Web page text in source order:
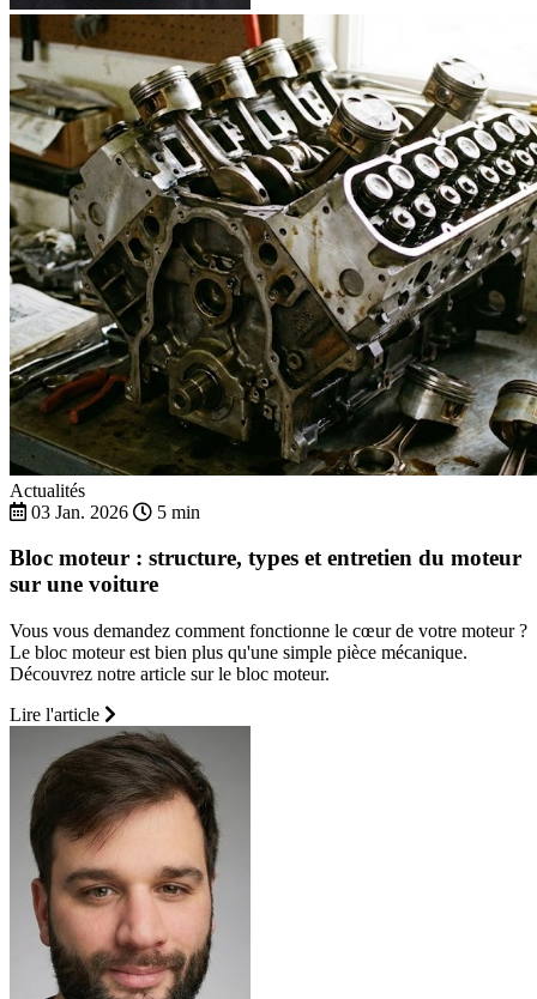
Actualités
03 Jan. 2026
5 min
Bloc moteur : structure, types et entretien du moteur
sur une voiture
Vous vous demandez comment fonctionne le cœur de votre moteur ?
Le bloc moteur est bien plus qu'une simple pièce mécanique.
Découvrez notre article sur le bloc moteur.
Lire l'article